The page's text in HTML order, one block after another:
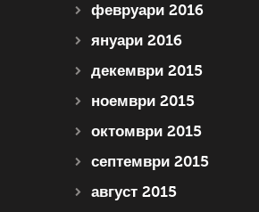
февруари 2016
януари 2016
декември 2015
ноември 2015
октомври 2015
септември 2015
август 2015